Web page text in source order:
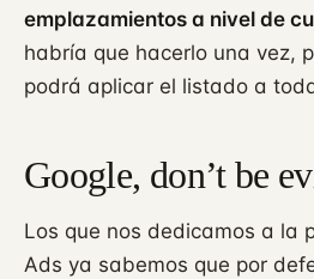
emplazamientos a nivel de
habría que hacerlo una vez,
podrá aplicar el listado a
Google, don’t be
Los que nos dedicamos a la
Ads ya sabemos que por